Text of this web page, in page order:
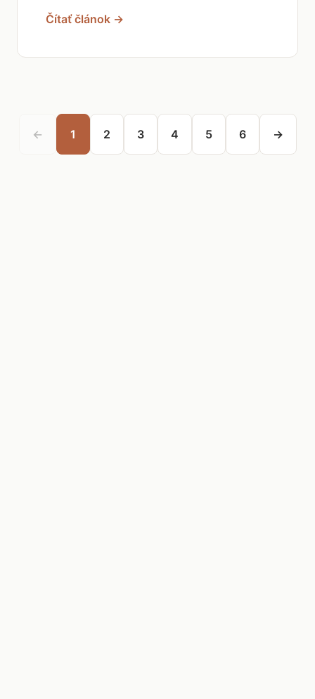
Čítať článok →
← 1 2 3 4 5 6 →